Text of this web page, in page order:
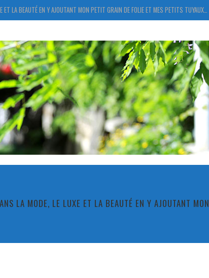
ET LA BEAUTÉ EN Y AJOUTANT MON PETIT GRAIN DE FOLIE ET MES PETITS TUYAUX…
LA MODE, LE LUXE ET LA BEAUTÉ EN Y AJOUTANT MON